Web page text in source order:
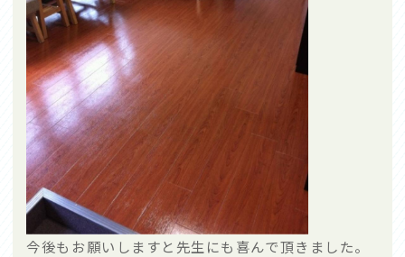
今後もお願いしますと先生にも喜んで頂きました。